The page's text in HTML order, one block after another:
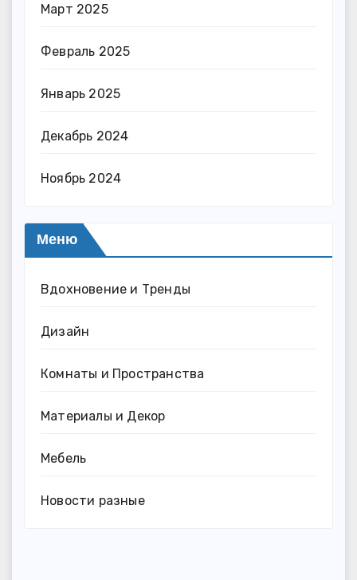
Март 2025
Февраль 2025
Январь 2025
Декабрь 2024
Ноябрь 2024
Меню
Вдохновение и Тренды
Дизайн
Комнаты и Пространства
Материалы и Декор
Мебель
Новости разные